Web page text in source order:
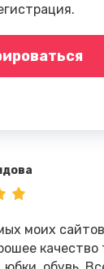
моих
качество